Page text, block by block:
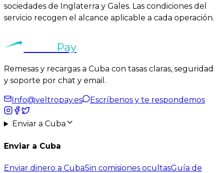
sociedades de Inglaterra y Gales. Las condiciones del
servicio recogen el alcance aplicable a cada operación.
Pay
Remesas y recargas a Cuba con tasas claras, seguridad
y soporte por chat y email .
Info@veltropay.es Escríbenos y te respondemos
Enviar a Cuba
Enviar a Cuba
Enviar dinero a CubaSin comisiones ocultasGuía de